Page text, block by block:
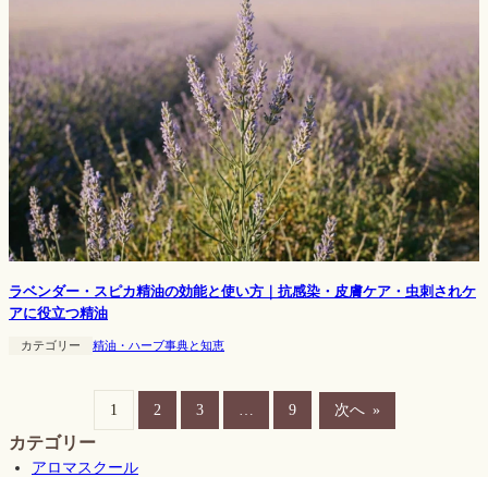
ラベンダー・スピカ精油の効能と使い方｜抗感染・皮膚ケア・虫刺されケ
アに役立つ精油
カテゴリー 精油・ハーブ事典と知恵
1 2 3 9 次へ »
カテゴリー
アロマスクール